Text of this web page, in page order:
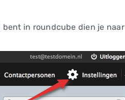
bent in roundcube dien je naar